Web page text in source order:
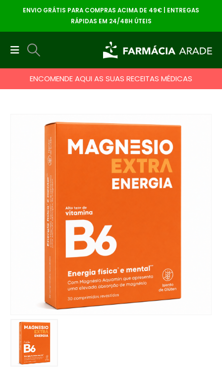
ENVIO GRÁTIS PARA COMPRAS ACIMA DE 49€ | ENTREGAS
RÁPIDAS EM 24/48H ÚTEIS
ENCOMENDE AQUI AS SUAS RECEITAS MÉDICAS